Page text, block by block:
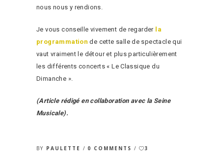
nous nous y rendions.
Je vous conseille vivement de regarder la
programmation de cette salle de spectacle qui
vaut vraiment le détour et plus particulièrement
les différents concerts « Le Classique du
Dimanche ».
(Article rédigé en collaboration avec la Seine
Musicale).
BY PAULETTE 0 COMMENTS 3